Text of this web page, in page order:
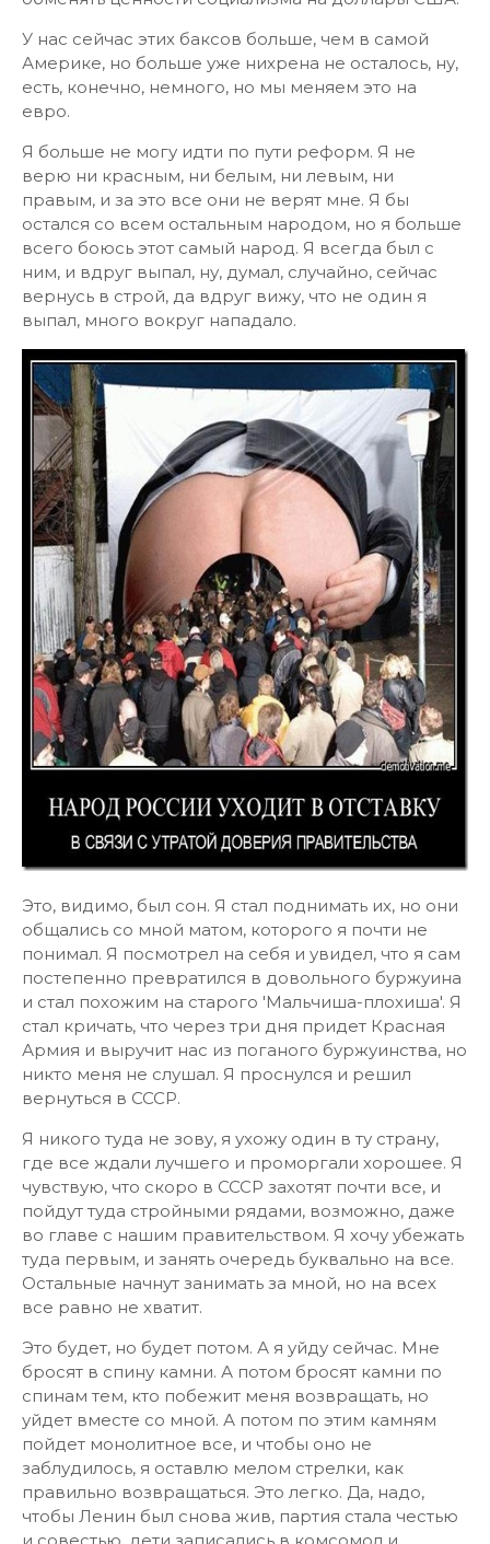
У нас сейчас этих баксов больше, чем в самой
Америке, но больше уже нихрена не осталось, ну,
есть, конечно, немного, но мы меняем это на
евро.
Я больше не могу идти по пути реформ. Я не
верю ни красным, ни белым, ни левым, ни
правым, и за это все они не верят мне. Я бы
остался со всем остальным народом, но я больше
всего боюсь этот самый народ. Я всегда был с
ним, и вдруг выпал, ну, думал, случайно, сейчас
вернусь в строй, да вдруг вижу, что не один я
выпал, много вокруг нападало.
Это, видимо, был сон. Я стал поднимать их, но они
общались со мной матом, которого я почти не
понимал. Я посмотрел на себя и увидел, что я сам
постепенно превратился в довольного буржуина
и стал похожим на старого 'Мальчиша-плохиша'. Я
стал кричать, что через три дня придет Красная
Армия и выручит нас из поганого буржуинства, но
никто меня не слушал. Я проснулся и решил
вернуться в СССР.
Я никого туда не зову, я ухожу один в ту страну,
где все ждали лучшего и проморгали хорошее. Я
чувствую, что скоро в СССР захотят почти все, и
пойдут туда стройными рядами, возможно, даже
во главе с нашим правительством. Я хочу убежать
туда первым, и занять очередь буквально на все.
Остальные начнут занимать за мной, но на всех
все равно не хватит.
Это будет, но будет потом. А я уйду сейчас. Мне
бросят в спину камни. А потом бросят камни по
спинам тем, кто побежит меня возвращать, но
уйдет вместе со мной. А потом по этим камням
пойдет монолитное все, и чтобы оно не
заблудилось, я оставлю мелом стрелки, как
правильно возвращаться. Это легко. Да, надо,
чтобы Ленин был снова жив, партия стала честью